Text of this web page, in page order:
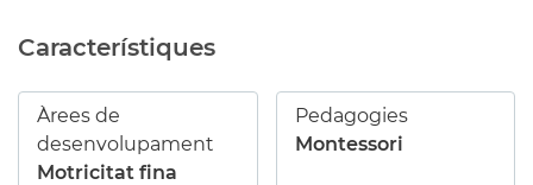
Característiques
Àrees de
desenvolupament
Motricitat fina
Pedagogies
Montessori